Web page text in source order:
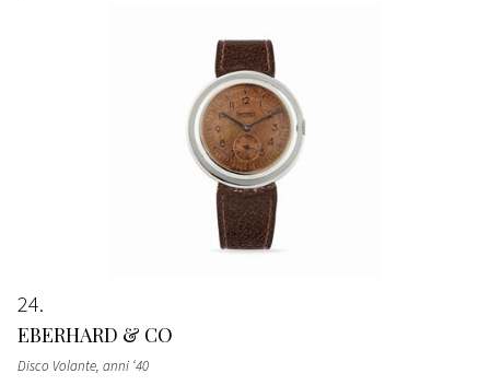
24
EBERHARD & CO
Disco Volante, anni ‘40